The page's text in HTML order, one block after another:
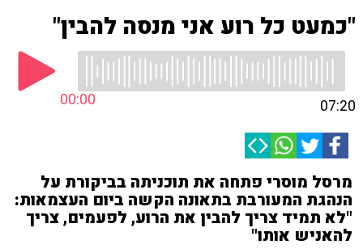
"כמעט כל רוע אני מנסה להבין"
00:00 07:20
מרסל מוסרי פתחה את תוכניתה בביקורת על
הנהגת המעורבת בתאונה הקשה ביום העצמאות:
"לא תמיד צריך להבין את הרוע, לפעמים, צריך
להאניש אותו"